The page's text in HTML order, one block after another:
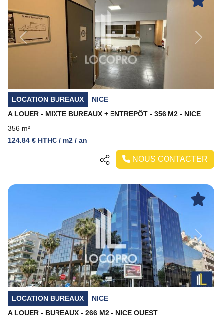
Previous Next
LOCATION BUREAUX
NICE
A LOUER - MIXTE BUREAUX + ENTREPÔT - 356 M2 - NICE
356 m²
124.84 € HTHC / m2 / an
NOUS CONTACTER
Previous Next
LOCATION BUREAUX
NICE
A LOUER - BUREAUX - 266 M2 - NICE OUEST